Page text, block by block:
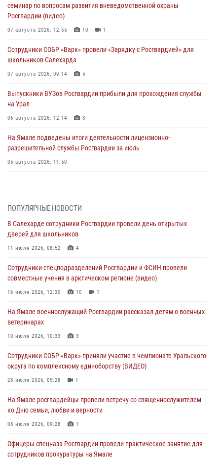
семинар по вопросам развития вневедомственной охраны
Росгвардии (видео)
07 августа 2026, 12:55 10 1
Сотрудники СОБР «Варк» провели «Зарядку с Росгвардией» для
школьников Салехарда
07 августа 2026, 09:14 5
Выпускники ВУЗов Росгвардии прибыли для прохождения службы
на Урал
06 августа 2026, 12:14 3
На Ямале подведены итоги деятельности лицензионно-
разрешительной службы Росгвардии за июль
05 августа 2026, 11:50
03 августа 2026, 07:21 2
Генерал-полковник Юрий Аверин выступил на Всероссийском
молодёжном образовательном форуме «Территория смыслов»
03 августа 2026, 06:54
Директор Росгвардии Герой России генерал армии Виктор Золотов
поздравил специалистов подразделений тыла с профессиональным
праздником
Сотрудники СОБР «Варк» повышают боевое мастерство на Ямале
30 июля 2026, 09:34 1
Офицеры спецназа Росгвардии провели практическое занятие для
сотрудников прокуратуры на Ямале
29 июля 2026, 10:42 4
ПОПУЛЯРНЫЕ НОВОСТИ
В Салехарде сотрудники Росгвардии провели день открытых
дверей для школьников
11 июля 2026, 08:52 4
Сотрудники спецподразделений Росгвардии и ФСИН провели
совместные учения в арктическом регионе (видео)
16 июля 2026, 12:30 10 1
На Ямале военнослужащий Росгвардии рассказал детям о военных
ветеринарах
10 июля 2026, 10:33 3
Сотрудники СОБР «Варк» приняли участие в чемпионате Уральского
округа по комплексному единоборству (ВИДЕО)
28 июля 2026, 05:28 1
На Ямале росгвардейцы провели встречу со священнослужителем
ко Дню семьи, любви и верности
08 июля 2026, 09:28 1
Офицеры спецназа Росгвардии провели практическое занятие для
сотрудников прокуратуры на Ямале